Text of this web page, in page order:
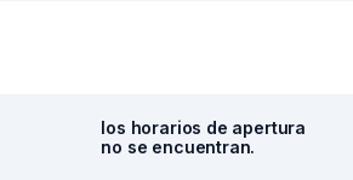
los horarios de apertura
no se encuentran.